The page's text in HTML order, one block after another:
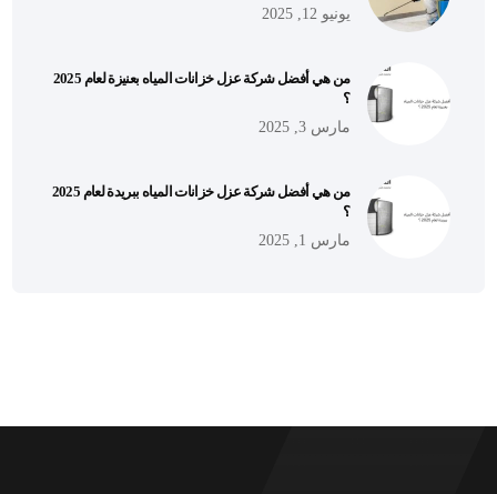
يونيو 12, 2025
من هي أفضل شركة عزل خزانات المياه بعنيزة لعام 2025
؟
مارس 3, 2025
من هي أفضل شركة عزل خزانات المياه ببريدة لعام 2025
؟
مارس 1, 2025